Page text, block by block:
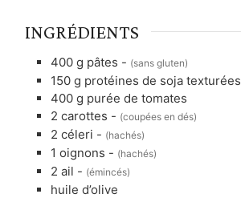
INGRÉDIENTS
400 g pâtes - (sans gluten)
150 g protéines de soja texturées
400 g purée de tomates
2 carottes - (coupées en dés)
2 céleri - (hachés)
1 oignons - (hachés)
2 ail - (émincés)
huile d’olive